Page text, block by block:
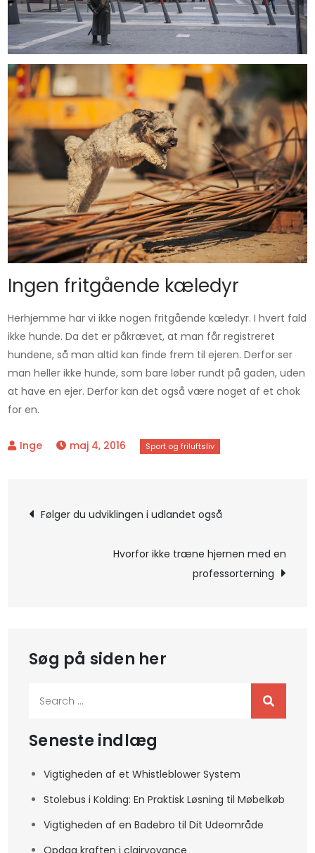
Ingen fritgående kæledyr
Herhjemme har vi ikke nogen fritgående kæledyr. I hvert fald
ikke hunde. Da det er påkrævet, at man får registreret
hundene, så man altid kan finde frem til ejeren. Derfor ser
man heller ikke hunde, som bare løber rundt på gaden, uden
at have en ejer. Derfor kan det også være noget af et chok
for en.
maj 4, 2016
Indlægsnavigation
Følger du udviklingen i udlandet også
Hvorfor ikke træne hjernen med en
professorterning
Søg på siden her
Seneste indlæg
Vigtigheden af et Whistleblower System
Stolebus i Kolding: En Praktisk Løsning til Møbelkøb
Vigtigheden af en Badebro til Dit Udeområde